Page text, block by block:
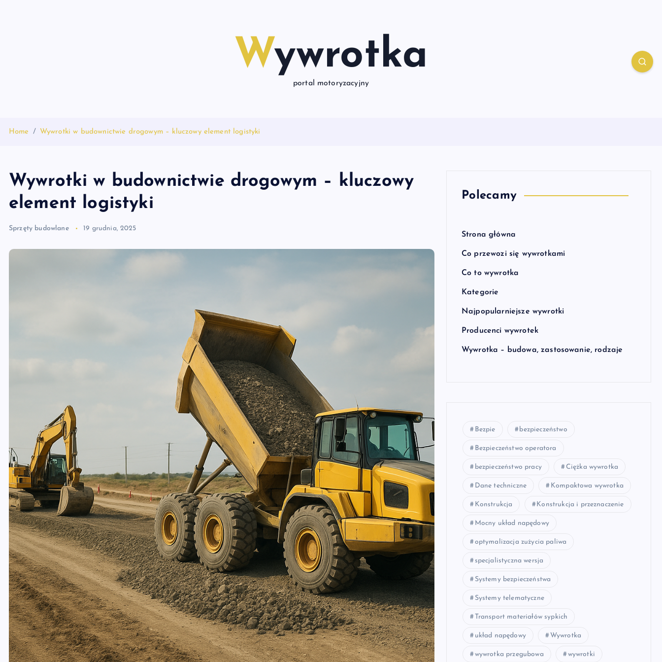
Wywrotka
portal motoryzacyjny
Home Wywrotki w budownictwie drogowym – kluczowy element logistyki
Wywrotki w budownictwie drogowym – kluczowy
element logistyki
Sprzęty budowlane 19 grudnia, 2025
Polecamy
Strona główna
Co przewozi się wywrotkami
Co to wywrotka
Kategorie
Najpopularniejsze wywrotki
Producenci wywrotek
Wywrotka – budowa, zastosowanie, rodzaje
Bezpie bezpieczeństwo
Bezpieczeństwo operatora
bezpieczeństwo pracy Ciężka wywrotka
Dane techniczne Kompaktowa wywrotka
Konstrukcja Konstrukcja i przeznaczenie
Mocny układ napędowy
optymalizacja zużycia paliwa
specjalistyczna wersja
Systemy bezpieczeństwa
Systemy telematyczne
Transport materiałów sypkich
układ napędowy Wywrotka
wywrotka przegubowa wywrotki